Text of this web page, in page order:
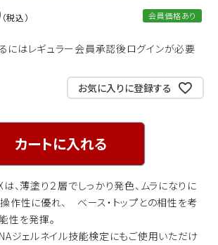
会員価格あり
にはレギュラー会員承認後ログインが必要
お気に入りに登録する
カートに入れる
、薄塗り２層でしっかり発色、ムラになりに
作性に優れ、 ベース・トップとの相性を考
性を発揮。
ジェルネイル技能検定にもご使用いただけ